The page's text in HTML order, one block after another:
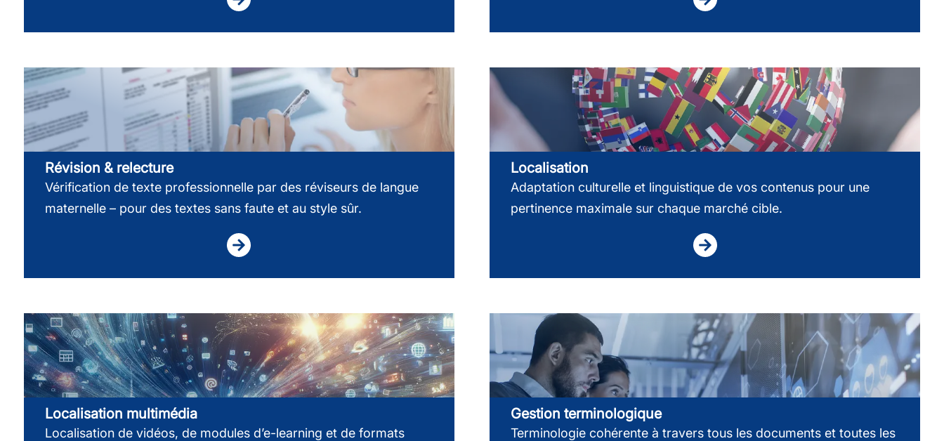
Révision & relecture
Vérification de texte professionnelle par des réviseurs de langue
maternelle – pour des textes sans faute et au style sûr.
Localisation
Adaptation culturelle et linguistique de vos contenus pour une
pertinence maximale sur chaque marché cible.
Localisation multimédia
Localisation de vidéos, de modules d’e-learning et de formats
Gestion terminologique
Terminologie cohérente à travers tous les documents et toutes les